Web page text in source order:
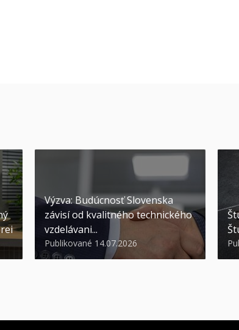
Výzva: Budúcnosť Slovenska
závisí od kvalitného technického
vzdelávani...
Publikované 14.07.2026